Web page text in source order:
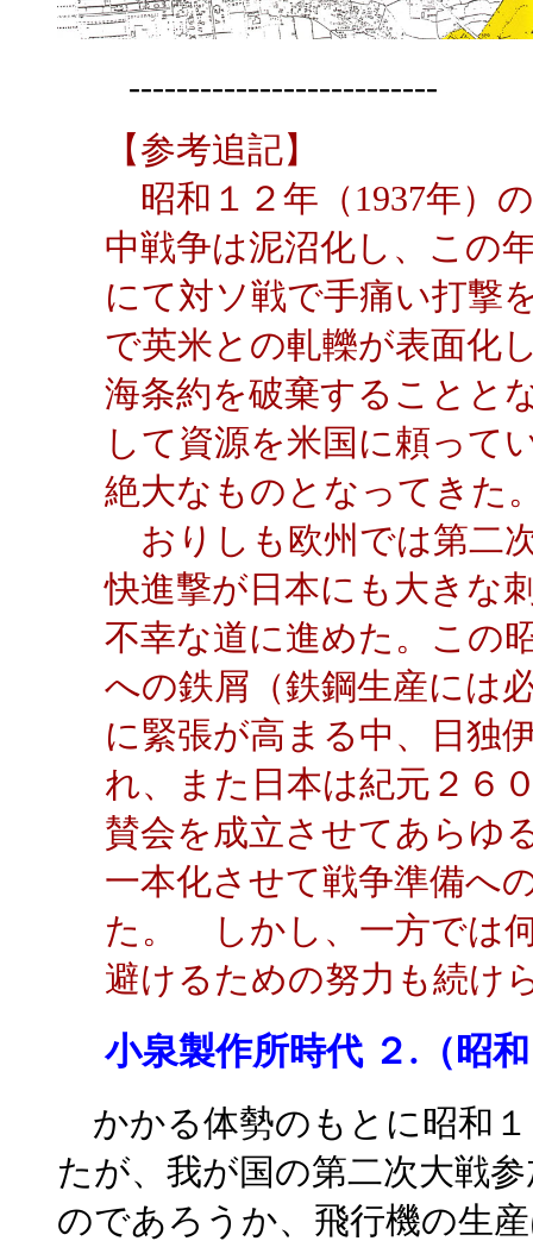
--------------------------
【参考追記】
昭和１２年（1937年）
中戦争は泥沼化し、この
にて対ソ戦で手痛い打撃
で英米との軋轢が表面化
海条約を破棄することと
して資源を米国に頼って
絶大なものとなってきた
おりしも欧州では第二
快進撃が日本にも大きな
不幸な道に進めた。この
への鉄屑（鉄鋼生産には
に緊張が高まる中、日独
れ、また日本は紀元２６
賛会を成立させてあらゆ
一本化させて戦争準備へ
た。 しかし、一方では
避けるための努力も続け
小泉製作所時代 ２.（昭
かかる体勢のもとに昭和
たが、我が国の第二次大戦
のであろうか、飛行機の生